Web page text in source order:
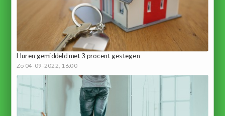
Huren gemiddeld met 3 procent gestegen
Zo 04-09-2022, 16:00